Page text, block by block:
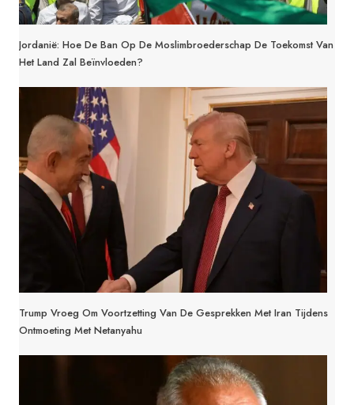
Jordanië: Hoe De Ban Op De Moslimbroederschap De Toekomst Van
Het Land Zal Beïnvloeden?
Trump Vroeg Om Voortzetting Van De Gesprekken Met Iran Tijdens
Ontmoeting Met Netanyahu